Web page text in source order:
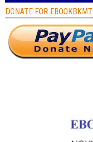
DONATE FOR EBOOKBKMT